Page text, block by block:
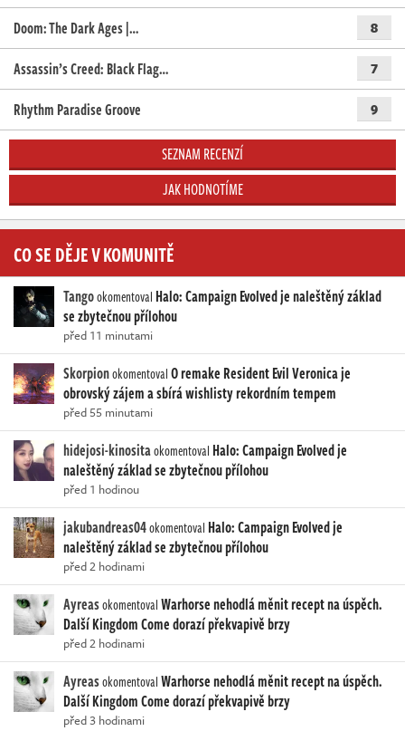
Doom: The Dark Ages |… 8
Assassin’s Creed: Black Flag… 7
Rhythm Paradise Groove 9
SEZNAM RECENZÍ
JAK HODNOTÍME
CO SE DĚJE V KOMUNITĚ
Tangookomentoval Halo: Campaign Evolved je naleštěný základ
se zbytečnou přílohou
před 11 minutami
SkorpionokomentovalO remake Resident Evil Veronica je
obrovský zájem a sbírá wishlisty rekordním tempem
před 55 minutami
hidejosi-kinositaokomentoval Halo: Campaign Evolved je
naleštěný základ se zbytečnou přílohou
před 1 hodinou
jakubandreas04okomentoval Halo: Campaign Evolved je
naleštěný základ se zbytečnou přílohou
před 2 hodinami
AyreasokomentovalWarhorse nehodlá měnit recept na úspěch.
Další Kingdom Come dorazí překvapivě brzy
před 2 hodinami
AyreasokomentovalWarhorse nehodlá měnit recept na úspěch.
Další Kingdom Come dorazí překvapivě brzy
před 3 hodinami